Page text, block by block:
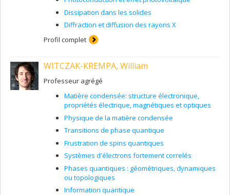
Dissipation dans les solides
Diffraction et diffusion des rayons X
Profil complet
WITCZAK-KREMPA, William
Professeur agrégé
Matière condensée: structure électronique,
propriétés électrique, magnétiques et optiques
Physique de la matière condensée
Transitions de phase quantique
Frustration de spins quantiques
Systèmes d'électrons fortement correlés
Phases quantiques : géométriques, dynamiques
ou topologiques
Information quantique